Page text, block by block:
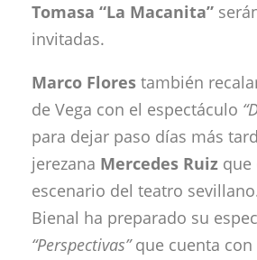
Tomasa “La Macanita”
invitadas.
Marco Flores también
de Vega con el espectáculo
para dejar paso días más
jerezana Mercedes Ruiz que
escenario del teatro
Bienal ha preparado su
“Perspectivas”que cuenta con